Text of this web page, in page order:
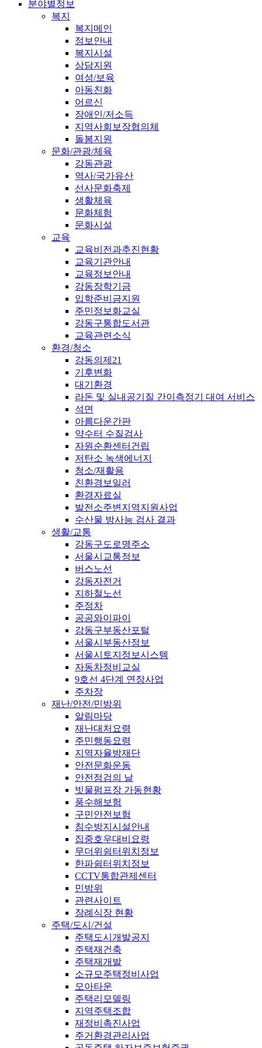
분야별정보
복지
복지메인
정보안내
복지시설
상담지원
여성/보육
아동친화
어르신
장애인/저소득
지역사회보장협의체
돌봄지원
문화/관광/체육
강동관광
역사/국가유산
선사문화축제
생활체육
문화체험
문화시설
교육
교육비전과추진현황
교육기관안내
교육정보안내
강동장학기금
입학준비금지원
주민정보화교실
강동구통합도서관
교육관련소식
환경/청소
강동의제21
기후변화
대기환경
라돈 및 실내공기질 간이측정기 대여 서비스
석면
아름다운간판
약수터 수질검사
자원순환센터건립
저탄소 녹색에너지
청소/재활용
친환경보일러
환경자료실
발전소주변지역지원사업
수산물 방사능 검사 결과
생활/교통
강동구도로명주소
서울시교통정보
버스노선
강동자전거
지하철노선
주정차
공공와이파이
강동구부동산포털
서울시부동산정보
서울시토지정보시스템
자동차정비교실
9호선 4단계 연장사업
주차장
재난/안전/민방위
알림마당
재난대처요령
주민행동요령
지역자율방재단
안전문화운동
안전점검의 날
빗물펌프장 가동현황
풍수해보험
구민안전보험
침수방지시설안내
집중호우대비요령
무더위쉼터위치정보
한파쉼터위치정보
CCTV통합관제센터
민방위
관련사이트
장례식장 현황
주택/도시/건설
주택도시개발공지
주택재건축
주택재개발
소규모주택정비사업
모아타운
주택리모델링
지역주택조합
재정비촉진사업
주거환경관리사업